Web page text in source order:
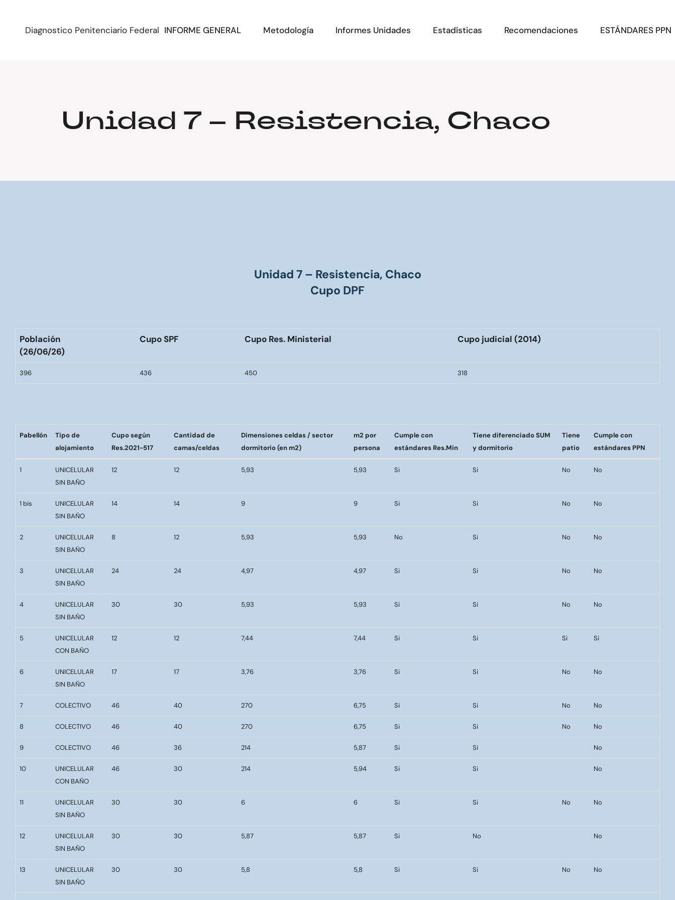
Diagnostico Penitenciario Federal INFORME GENERAL Metodología Informes Unidades Estadísticas Recomendaciones ESTÁNDARES PPN
Unidad 7 – Resistencia, Chaco
Unidad 7 – Resistencia, Chaco
Cupo DPF
Población
(26/06/26)
Cupo SPF Cupo Res. Ministerial Cupo judicial (2014)
396 436 450 318
Pabellón
Tipo de
alojamiento
Cupo según
Res.2021-517
Cantidad de
camas/celdas
Dimensiones celdas / sector
dormitorio (en m2)
m2 por
persona
Cumple con
estándares Res.Min
Tiene diferenciado SUM
y dormitorio
Tiene
patio
Cumple con
estándares PPN
Tipo de
alojamiento
Cupo según
Cantidad de
Dimensiones celdas / sector
m2 por
Cumple con
Tiene diferenciado SUM
1
UNICELULAR
SIN BAÑO
12 12 5,93 5,93 Si Si No No
1 bis
UNICELULAR
SIN BAÑO
14 14 9 9 Si Si No No
2
UNICELULAR
SIN BAÑO
8 12 5,93 5,93 No Si No No
3
UNICELULAR
SIN BAÑO
24 24 4,97 4,97 Si Si No No
4
UNICELULAR
SIN BAÑO
30 30 5,93 5,93 Si Si No No
5
UNICELULAR
CON BAÑO
12 12 7,44 7,44 Si Si Si Si
6
UNICELULAR
SIN BAÑO
17 17 3,76 3,76 Si Si No No
7 COLECTIVO 46 40 270 6,75 Si Si No No
8 COLECTIVO 46 40 270 6,75 Si Si No No
9 COLECTIVO 46 36 214 5,87 Si Si No
10
UNICELULAR
CON BAÑO
46 30 214 5,94 Si Si No
11
UNICELULAR
SIN BAÑO
30 30 6 6 Si Si No No
12
UNICELULAR
SIN BAÑO
30 30 5,87 5,87 Si No No
13
UNICELULAR
SIN BAÑO
30 30 5,8 5,8 Si Si No No